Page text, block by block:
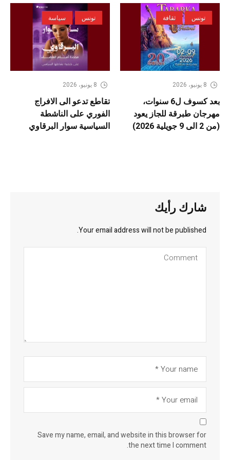
تونس ثقافة
8 يونيو، 2026
بعد كسوف ل6 سنوات،
مهرجان طبرقة للجاز يعود
(من 2 الى 9 جويلية 2026)
تونس سياسة
8 يونيو، 2026
تقاطع تدعو الى الافراج
الفوري على الناشطة
السياسية سوار البرقاوي
شارك رأيك
Your email address will not be published.
Save my name, email, and website in this browser for
the next time I comment.